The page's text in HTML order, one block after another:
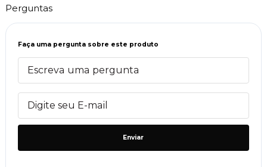
Perguntas
Faça uma pergunta sobre este produto
Enviar